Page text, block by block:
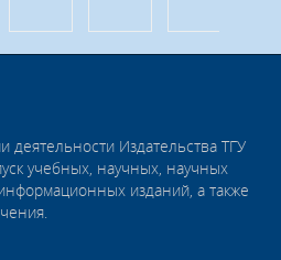
Издательства ТГУ
учебных, научных, научных
изданий, а также